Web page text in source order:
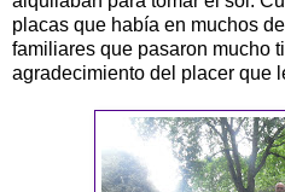
placas que había en muchos
familiares que pasaron mucho
agradecimiento del placer que